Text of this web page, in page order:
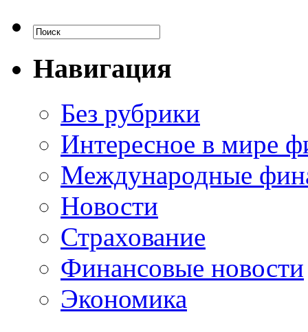
Навигация
Без рубрики
Интересное в мире
Международные
Новости
Страхование
Финансовые новости
Экономика